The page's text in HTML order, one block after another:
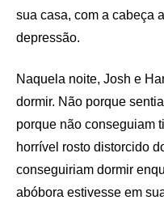
sua casa, com a cabeça
depressão.
Naquela noite, Josh e
dormir. Não porque
porque não conseguiam
horrível rosto distorcido
conseguiriam dormir
abóbora estivesse em